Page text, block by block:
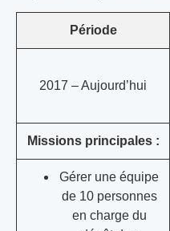
Période
2017 – Aujourd’hui
Missions principales :
Gérer une équipe
de 10 personnes
en charge du